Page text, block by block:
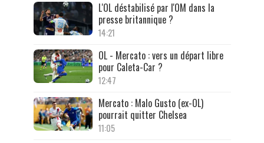
L'OL déstabilisé par l'OM dans la
presse britannique ?
14:21
OL - Mercato : vers un départ libre
pour Caleta-Car ?
12:47
Mercato : Malo Gusto (ex-OL)
pourrait quitter Chelsea
11:05